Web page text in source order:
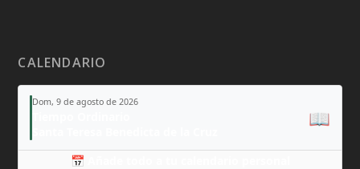
CALENDARIO
Dom, 9 de agosto de 2026
📖
📅 Añade todo a tu calendario personal